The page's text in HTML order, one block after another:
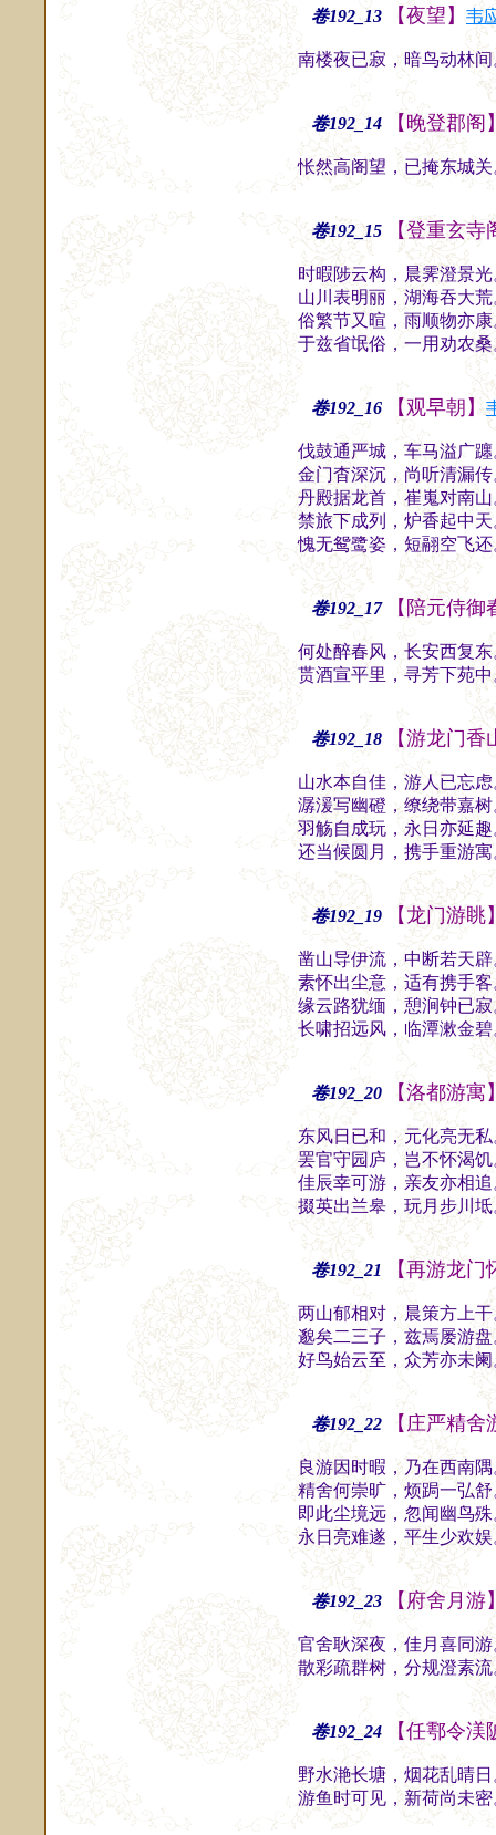
卷192_13 【夜望】 韦
南楼夜已寂，暗鸟动林
卷192_14 【晚登郡阁
怅然高阁望，已掩东城
卷192_15 【登重玄寺
时暇陟云构，晨霁澄景
山川表明丽，湖海吞大
俗繁节又暄，雨顺物亦
于兹省氓俗，一用劝农
卷192_16 【观早朝】
伐鼓通严城，车马溢广
金门杳深沉，尚听清漏
丹殿据龙首，崔嵬对南
禁旅下成列，炉香起中
愧无鸳鹭姿，短翮空飞
卷192_17 【陪元侍御
何处醉春风，长安西复
贳酒宣平里，寻芳下苑
卷192_18 【游龙门香
山水本自佳，游人已忘
潺湲写幽磴，缭绕带嘉
羽觞自成玩，永日亦延
还当候圆月，携手重游寓
卷192_19 【龙门游眺
凿山导伊流，中断若天
素怀出尘意，适有携手
缘云路犹缅，憩涧钟已
长啸招远风，临潭漱金
卷192_20 【洛都游寓
东风日已和，元化亮无
罢官守园庐，岂不怀渴
佳辰幸可游，亲友亦相
掇英出兰皋，玩月步川
卷192_21 【再游龙
两山郁相对，晨策方上
邈矣二三子，兹焉屡游
好鸟始云至，众芳亦未
卷192_22 【庄严精舍
良游因时暇，乃在西南
精舍何崇旷，烦跼一弘
即此尘境远，忽闻幽鸟
永日亮难遂，平生少欢
卷192_23 【府舍月游
官舍耿深夜，佳月喜同
散彩疏群树，分规澄素
卷192_24 【任鄠令
野水滟长塘，烟花乱晴
游鱼时可见，新荷尚未